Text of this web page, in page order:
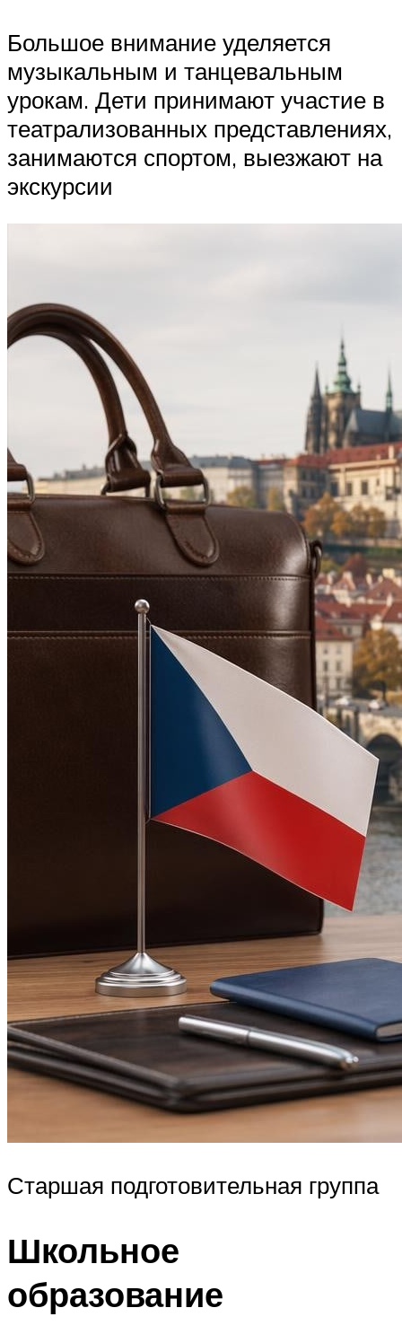
Большое внимание уделяется
музыкальным и танцевальным
урокам. Дети принимают участие в
театрализованных представлениях,
занимаются спортом, выезжают на
экскурсии
Старшая подготовительная группа
Школьное
образование